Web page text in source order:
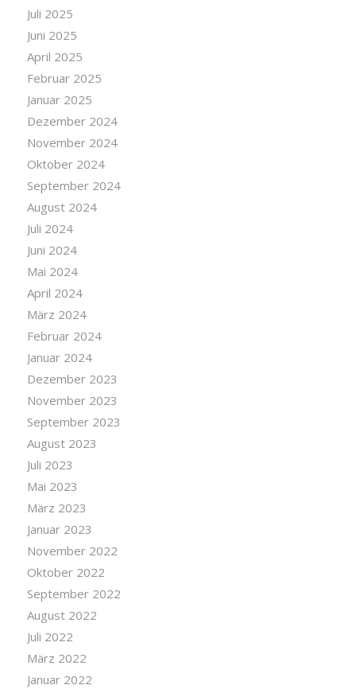
Juli 2025
Juni 2025
April 2025
Februar 2025
Januar 2025
Dezember 2024
November 2024
Oktober 2024
September 2024
August 2024
Juli 2024
Juni 2024
Mai 2024
April 2024
März 2024
Februar 2024
Januar 2024
Dezember 2023
November 2023
September 2023
August 2023
Juli 2023
Mai 2023
März 2023
Januar 2023
November 2022
Oktober 2022
September 2022
August 2022
Juli 2022
März 2022
Januar 2022